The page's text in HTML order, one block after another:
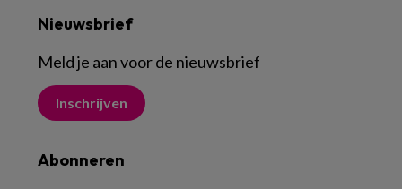
Nieuwsbrief
Meld je aan voor de nieuwsbrief
Inschrijven
Abonneren